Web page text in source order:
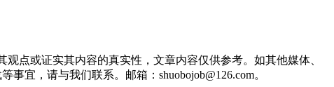
点或证实其内容的真实性，文章内容仅供参考。如其他媒体、
宜，请与我们联系。邮箱：shuobojob@126.com。